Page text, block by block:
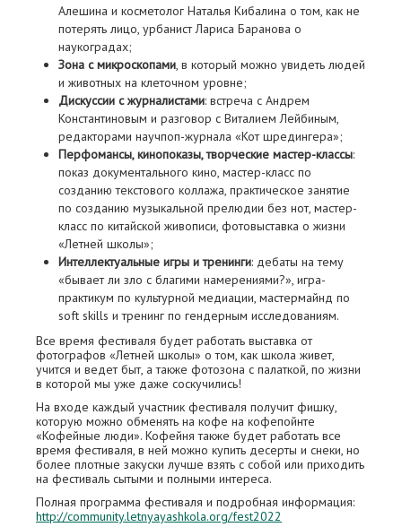
Алешина и косметолог Наталья Кибалина о том, как не
потерять лицо, урбанист Лариса Баранова о
наукоградах;
Зона с микроскопами, в который можно увидеть людей
и животных на клеточном уровне;
Дискуссии с журналистами: встреча с Андрем
Константиновым и разговор с Виталием Лейбиным,
редакторами научпоп-журнала «Кот шредингера»;
Перфомансы, кинопоказы, творческие мастер-классы:
показ документального кино, мастер-класс по
созданию текстового коллажа, практическое занятие
по созданию музыкальной прелюдии без нот, мастер-
класс по китайской живописи, фотовыставка о жизни
«Летней школы»;
Интеллектуальные игры и тренинги: дебаты на тему
«бывает ли зло с благими намерениями?», игра-
практикум по культурной медиации, мастермайнд по
soft skills и тренинг по гендерным исследованиям.
Все время фестиваля будет работать выставка от
фотографов «Летней школы» о том, как школа живет,
учится и ведет быт, а также фотозона с палаткой, по жизни
в которой мы уже даже соскучились!
На входе каждый участник фестиваля получит фишку,
которую можно обменять на кофе на кофепойнте
«Кофейные люди». Кофейня также будет работать все
время фестиваля, в ней можно купить десерты и снеки, но
более плотные закуски лучше взять с собой или приходить
на фестиваль сытыми и полными интереса.
Полная программа фестиваля и подробная информация:
http://community.letnyayashkola.org/fest2022